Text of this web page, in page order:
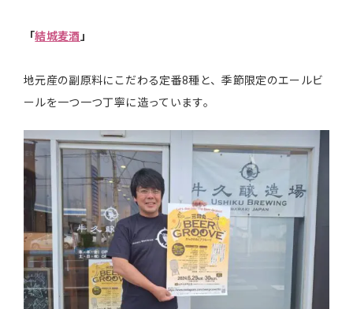
「結城麦酒 」
地元産の副原料にこだわる定番8種と、季節限定のエールビ
ールを一つ一つ丁寧に造っています。